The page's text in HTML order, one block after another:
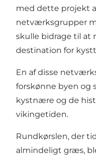
med dette projekt
netværksgrupper
skulle bidrage til at
destination for
En af disse
forskønne byen og
kystnære og de
vikingetiden.
Rundkørslen, der
almindeligt græs,